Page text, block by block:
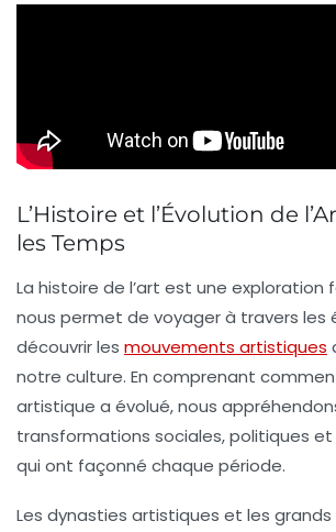
L’Histoire et l’Évolution de
les Temps
La histoire de l’art est une exploration
nous permet de voyager à travers les
découvrir les mouvements artistiques
notre culture. En comprenant
artistique a évolué, nous
transformations sociales, politiques
qui ont façonné chaque période.
Les dynasties artistiques et les